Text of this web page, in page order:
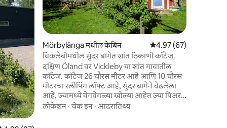
Mörbylånga मधील केबिन 5 पैकी 4.97 सरासरी रेटिंग,
4.97 (67)
विकलेबीमधील सुंदर बागेत शांत ठिकाणी कॉटेज.
दक्षिण Öland वर Vickleby या शांत गावातील
कॉटेज. कॉटेज 26 चौरस मीटर आहे आणि 10 चौरस
मीटरचा स्लीपिंग लॉफ्ट आहे, सुंदर बागेने वेढलेला
आहे, ज्यामध्ये वेगवेगळ्या खोल्या आहेत ज्या पिअर
ट्रीज आणि इतर फळांची झाडे, भाज्या आणि फुलांनी
लोकेशन ·चेक इन · आदरातिथ्य